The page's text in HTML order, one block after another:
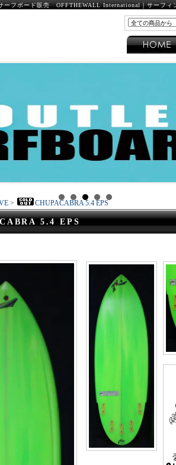
ーフボード販売 OFFTHEWALL International｜サーフ
> CHUPACABRA 5.4 EPS
5.4 EPS